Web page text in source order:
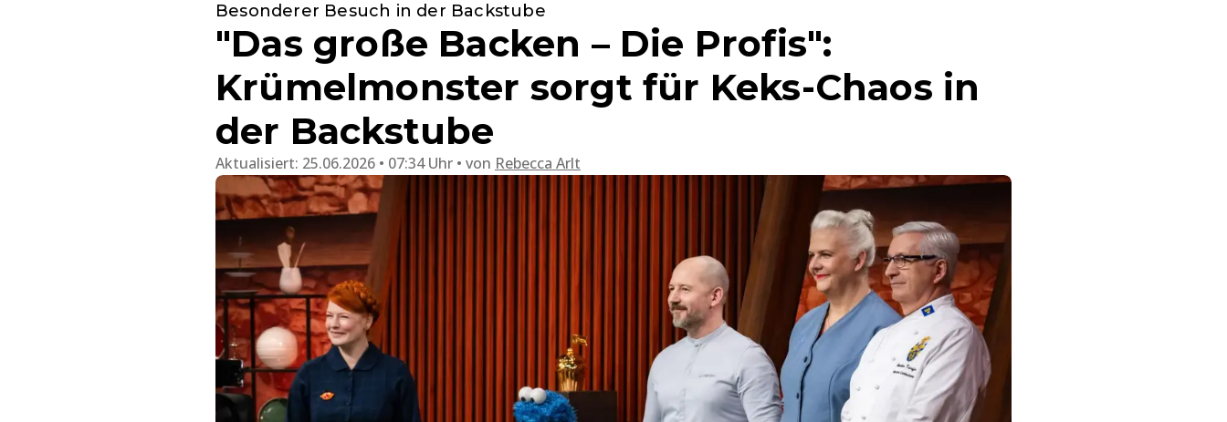
Besonderer Besuch in der Backstube
"Das große Backen – Die Profis":
Krümelmonster sorgt für Keks-Chaos in
der Backstube
Aktualisiert: 25.06.2026 • 07:34 Uhr von Rebecca Arlt